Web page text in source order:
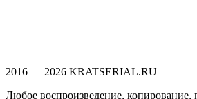
2016 — 2026 KRATSERIAL.RU
Любое воспроизведение, копирование,